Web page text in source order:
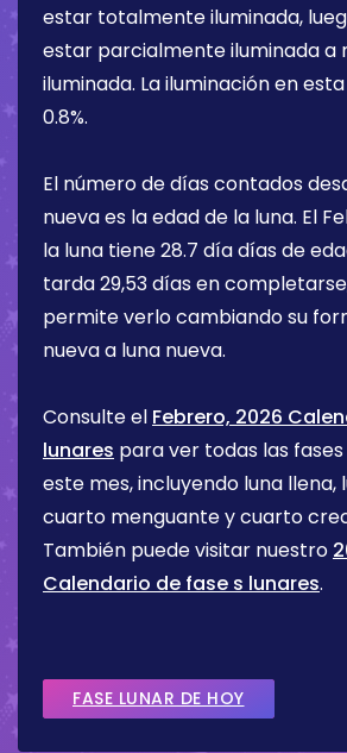
estar totalmente iluminada,
estar parcialmente iluminada a
iluminada. La iluminación en
0.8%.
El número de días contados
nueva es la edad de la luna. El
la luna tiene28.7 díadías de
tarda 29,53 días en
permite verlo cambiando su
nueva a luna nueva.
Consulte el Febrero, 2026
lunares para ver todas las
este mes, incluyendo luna llena,
cuarto menguante y cuarto
También puede visitar nuestro
Calendario de fase s lunares.
FASE LUNAR DE HOY